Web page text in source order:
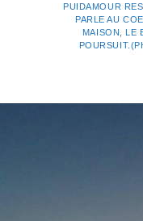
PUIDAMOUR
PARLE AU
MAISON, LE